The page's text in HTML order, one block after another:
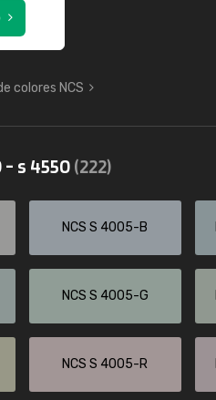
colores NCS
- s 4550(222)
NCS S 4005-B
NCS S 4005-G
NCS S 4005-R